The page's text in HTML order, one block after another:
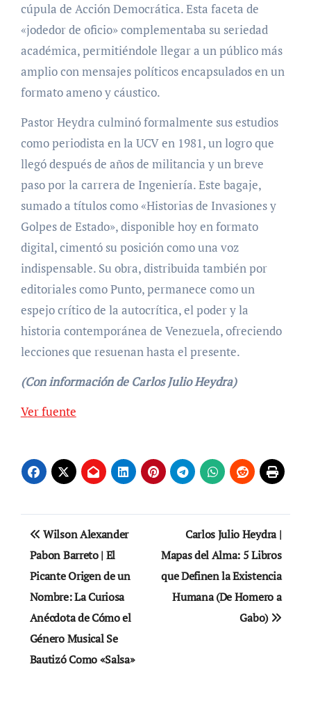
cúpula de Acción Democrática. Esta faceta de
«jodedor de oficio» complementaba su seriedad
académica, permitiéndole llegar a un público más
amplio con mensajes políticos encapsulados en un
formato ameno y cáustico.
Pastor Heydra culminó formalmente sus estudios
como periodista en la UCV en 1981, un logro que
llegó después de años de militancia y un breve
paso por la carrera de Ingeniería. Este bagaje,
sumado a títulos como «Historias de Invasiones y
Golpes de Estado», disponible hoy en formato
digital, cimentó su posición como una voz
indispensable. Su obra, distribuida también por
editoriales como Punto, permanece como un
espejo crítico de la autocrítica, el poder y la
historia contemporánea de Venezuela, ofreciendo
lecciones que resuenan hasta el presente.
(Con información de Carlos Julio Heydra)
Navegación
entradas
Ver fuente
Navegación
de
entradas
Wilson Alexander
Pabon Barreto | El
Picante Origen de un
Nombre: La Curiosa
Anécdota de Cómo el
Género Musical Se
Bautizó Como «Salsa»
Carlos Julio Heydra |
Mapas del Alma: 5 Libros
que Definen la Existencia
Humana (De Homero a
Gabo)